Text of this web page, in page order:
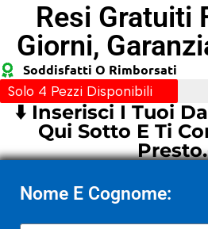
Resi Gratuiti
Giorni,
Soddisfatti O Rimborsati
Solo 4 Pezzi Disponibili
⬇️ Inserisci I Tuoi
Qui Sotto E Ti
Nome E Cognome: